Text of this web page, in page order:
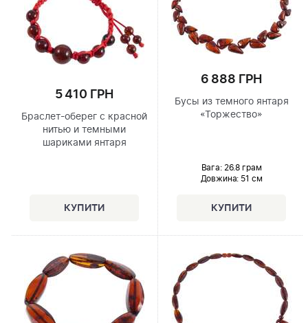
5 410 ГРН
Браслет-оберег с красной
нитью и темными
шариками янтаря
6 888 ГРН
Бусы из темного янтаря
«Торжество»
Вага: 26.8 грам
Довжина: 51 см